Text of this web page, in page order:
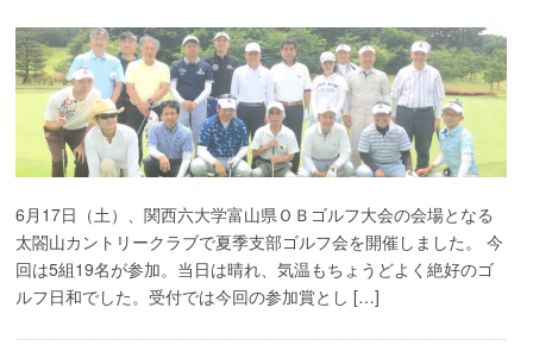
6月17日（土）、関西六大学富山県ＯＢゴルフ大会の会場となる
太閤山カントリークラブで夏季支部ゴルフ会を開催しました。 今
回は5組19名が参加。当日は晴れ、気温もちょうどよく絶好のゴ
ルフ日和でした。受付では今回の参加賞とし […]